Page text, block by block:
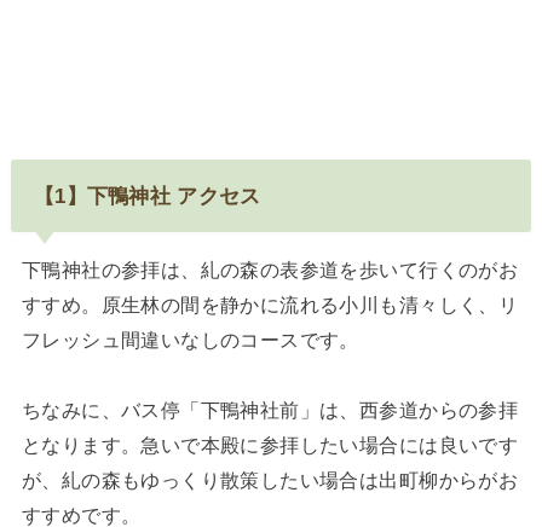
【1】下鴨神社 アクセス
下鴨神社の参拝は、糺の森の表参道を歩いて行くのがお
すすめ。原生林の間を静かに流れる小川も清々しく、リ
フレッシュ間違いなしのコースです。
ちなみに、バス停「下鴨神社前」は、西参道からの参拝
となります。急いで本殿に参拝したい場合には良いです
が、糺の森もゆっくり散策したい場合は出町柳からがお
すすめです。